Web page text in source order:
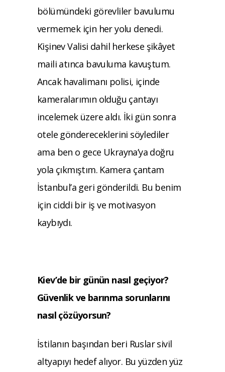
bölümündeki görevliler bavulumu
vermemek için her yolu denedi.
Kişinev Valisi dahil herkese şikâyet
maili atınca bavuluma kavuştum.
Ancak havalimanı polisi, içinde
kameralarımın olduğu çantayı
incelemek üzere aldı. İki gün sonra
otele göndereceklerini söylediler
ama ben o gece Ukrayna’ya doğru
yola çıkmıştım. Kamera çantam
İstanbul’a geri gönderildi. Bu benim
için ciddi bir iş ve motivasyon
kaybıydı.
Kiev’de bir günün nasıl geçiyor?
Güvenlik ve barınma sorunlarını
nasıl çözüyorsun?
İstilanın başından beri Ruslar sivil
altyapıyı hedef alıyor. Bu yüzden yüz